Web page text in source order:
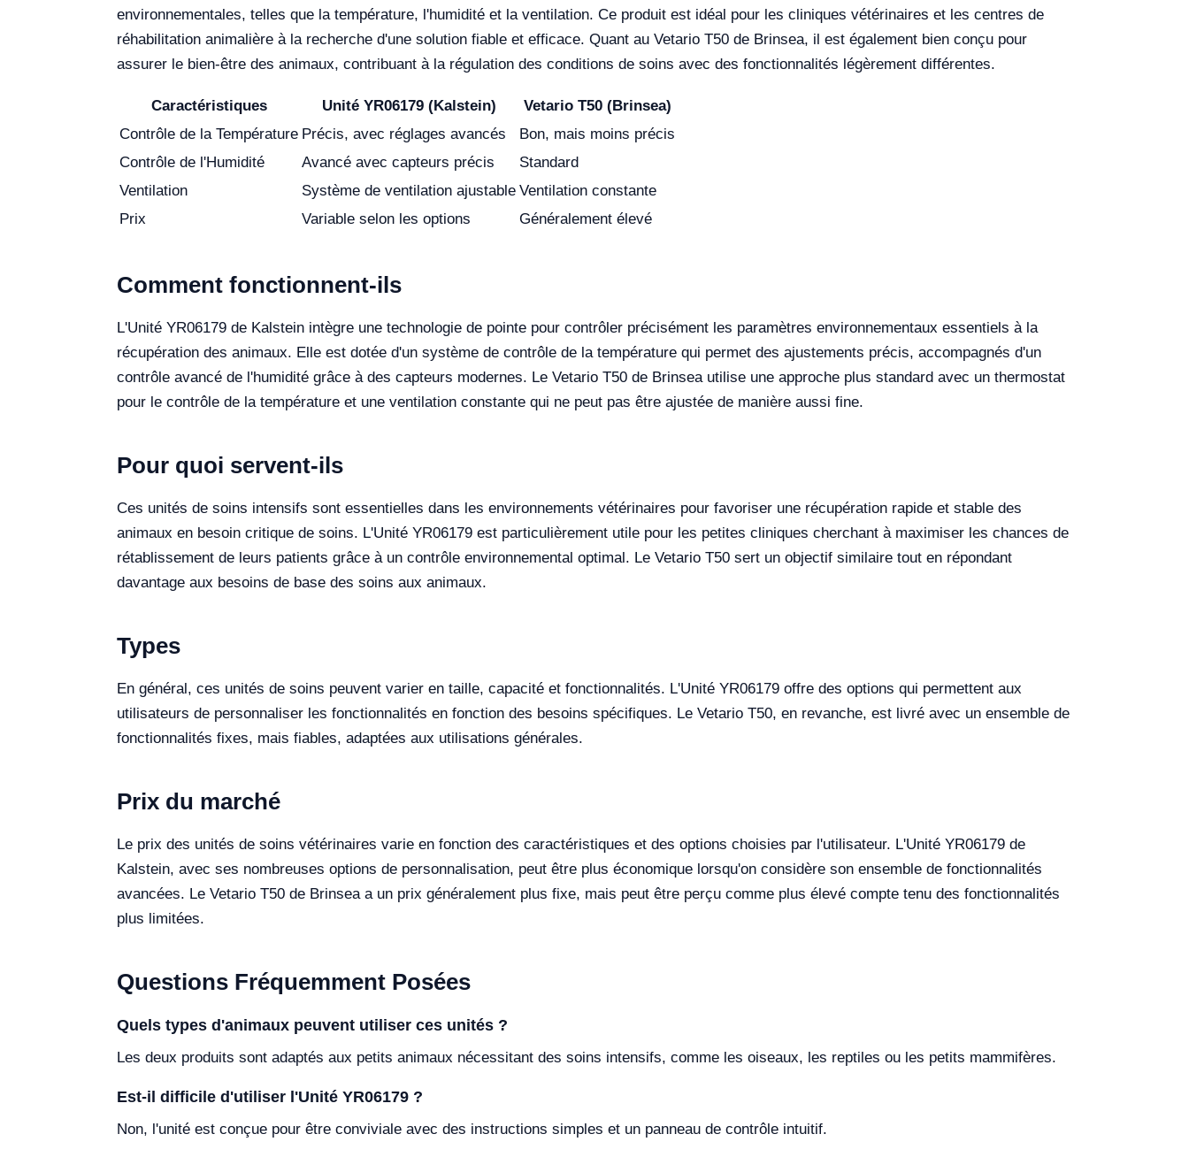
environnementales, telles que la température, l'humidité et la ventilation. Ce produit est idéal pour les cliniques vétérinaires et les centres de
réhabilitation animalière à la recherche d'une solution fiable et efficace. Quant au Vetario T50 de Brinsea, il est également bien conçu pour
assurer le bien-être des animaux, contribuant à la régulation des conditions de soins avec des fonctionnalités légèrement différentes.
Caractéristiques Unité YR06179 (Kalstein)
Vetario T50 (Brinsea)
Contrôle de la Température Précis, avec réglages avancés
Bon, mais moins précis
Contrôle de l'Humidité
Avancé avec capteurs précis
Standard
Ventilation
Système de ventilation ajustable Ventilation constante
Prix
Variable selon les options Généralement élevé
Comment fonctionnent-ils
L'Unité YR06179 de Kalstein intègre une technologie de pointe pour contrôler précisément les paramètres environnementaux essentiels à la
récupération des animaux. Elle est dotée d'un système de contrôle de la température qui permet des ajustements précis, accompagnés d'un
contrôle avancé de l'humidité grâce à des capteurs modernes. Le Vetario T50 de Brinsea utilise une approche plus standard avec un thermostat
pour le contrôle de la température et une ventilation constante qui ne peut pas être ajustée de manière aussi fine.
Pour quoi servent-ils
Ces unités de soins intensifs sont essentielles dans les environnements vétérinaires pour favoriser une récupération rapide et stable des
animaux en besoin critique de soins. L'Unité YR06179 est particulièrement utile pour les petites cliniques cherchant à maximiser les chances de
rétablissement de leurs patients grâce à un contrôle environnemental optimal. Le Vetario T50 sert un objectif similaire tout en répondant
davantage aux besoins de base des soins aux animaux.
Types
En général, ces unités de soins peuvent varier en taille, capacité et fonctionnalités. L'Unité YR06179 offre des options qui permettent aux
utilisateurs de personnaliser les fonctionnalités en fonction des besoins spécifiques. Le Vetario T50, en revanche, est livré avec un ensemble de
fonctionnalités fixes, mais fiables, adaptées aux utilisations générales.
Prix du marché
Le prix des unités de soins vétérinaires varie en fonction des caractéristiques et des options choisies par l'utilisateur. L'Unité YR06179 de
Kalstein, avec ses nombreuses options de personnalisation, peut être plus économique lorsqu'on considère son ensemble de fonctionnalités
avancées. Le Vetario T50 de Brinsea a un prix généralement plus fixe, mais peut être perçu comme plus élevé compte tenu des fonctionnalités
plus limitées.
Questions Fréquemment Posées
Quels types d'animaux peuvent utiliser ces unités ?
Les deux produits sont adaptés aux petits animaux nécessitant des soins intensifs, comme les oiseaux, les reptiles ou les petits mammifères.
Est-il difficile d'utiliser l'Unité YR06179 ?
Non, l'unité est conçue pour être conviviale avec des instructions simples et un panneau de contrôle intuitif.